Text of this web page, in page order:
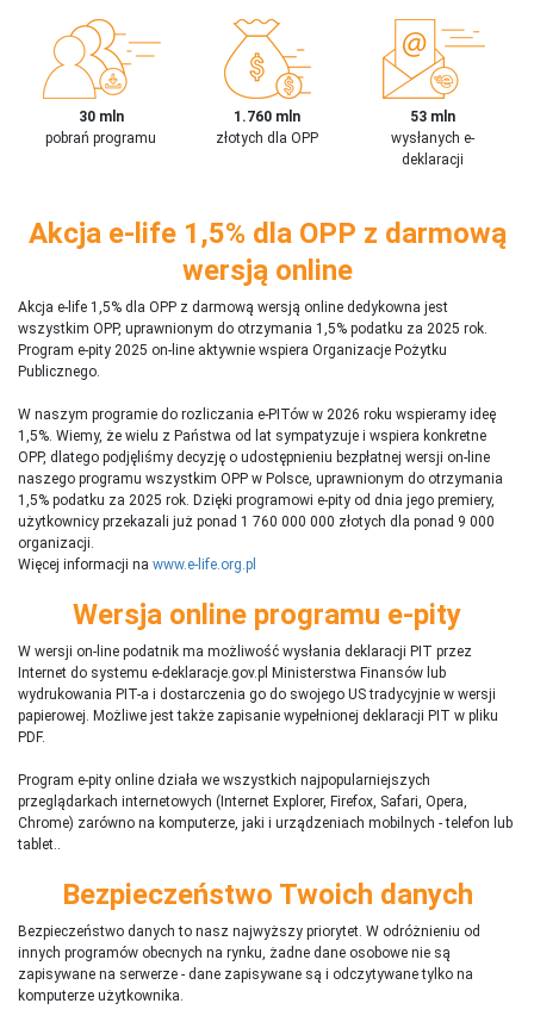
30 mln
pobrań programu
1.760 mln
złotych dla OPP
53 mln
wysłanych e-
deklaracji
Akcja e-life 1,5% dla OPP z darmową
wersją online
Akcja e-life 1,5% dla OPP z darmową wersją online dedykowna jest
wszystkim OPP, uprawnionym do otrzymania 1,5% podatku za 2025 rok.
Program e-pity 2025 on-line aktywnie wspiera Organizacje Pożytku
Publicznego.
W naszym programie do rozliczania e-PITów w 2026 roku wspieramy ideę
1,5%. Wiemy, że wielu z Państwa od lat sympatyzuje i wspiera konkretne
OPP, dlatego podjęliśmy decyzję o udostępnieniu bezpłatnej wersji on-line
naszego programu wszystkim OPP w Polsce, uprawnionym do otrzymania
1,5% podatku za 2025 rok. Dzięki programowi e-pity od dnia jego premiery,
użytkownicy przekazali już ponad 1 760 000 000 złotych dla ponad 9 000
organizacji.
Więcej informacji na www.e-life.org.pl
Wersja online programu e-pity
W wersji on-line podatnik ma możliwość wysłania deklaracji PIT przez
Internet do systemu e-deklaracje.gov.pl Ministerstwa Finansów lub
wydrukowania PIT-a i dostarczenia go do swojego US tradycyjnie w wersji
papierowej. Możliwe jest także zapisanie wypełnionej deklaracji PIT w pliku
PDF.
Program e-pity online działa we wszystkich najpopularniejszych
przeglądarkach internetowych (Internet Explorer, Firefox, Safari, Opera,
Chrome) zarówno na komputerze, jaki i urządzeniach mobilnych - telefon lub
tablet..
Bezpieczeństwo Twoich danych
Bezpieczeństwo danych to nasz najwyższy priorytet. W odróżnieniu od
innych programów obecnych na rynku, żadne dane osobowe nie są
zapisywane na serwerze - dane zapisywane są i odczytywane tylko na
komputerze użytkownika.